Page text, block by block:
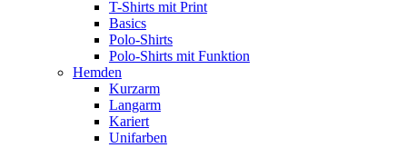
T-Shirts mit Print
Basics
Polo-Shirts
Polo-Shirts mit Funktion
Hemden
Kurzarm
Langarm
Kariert
Unifarben